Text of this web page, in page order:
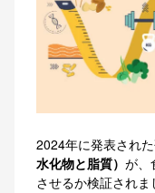
2024年に発表され
水化物と脂質） が、
させるか検証されま